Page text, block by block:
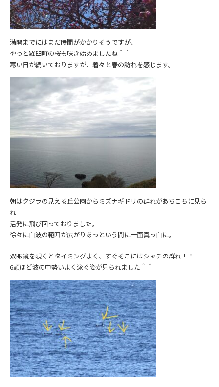
満開までにはまだ時間がかかりそうですが、
やっと羅臼町の桜も咲き始めましたね＾＾
寒い日が続いておりますが、着々と春の訪れを感じます。
朝はクジラの見える丘公園からミズナギドリの群れがあちこちに見ら
れ
活発に飛び回っておりました。
徐々に白波の範囲が広がりあっという間に一面真っ白に。
双眼鏡を覗くとタイミングよく、すぐそこにはシャチの群れ！！
6頭ほど波の中勢いよく泳ぐ姿が見られました＾＾